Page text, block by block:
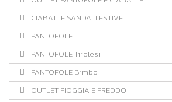
CIABATTE SANDALI ESTIVE
PANTOFOLE
PANTOFOLE Tirolesi
PANTOFOLE Bimbo
OUTLET PIOGGIA E FREDDO